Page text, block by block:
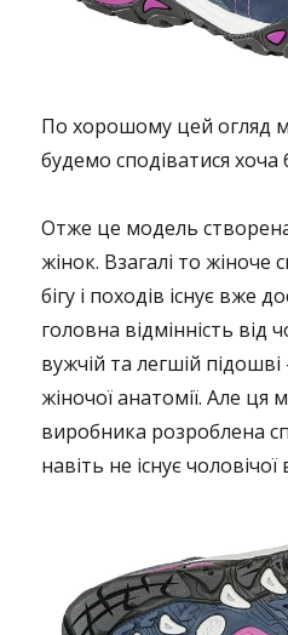
По хорошому цей огляд
будемо сподіватися
Отже це модель
жінок. Взагалі то жіноче
бігу і походів існує вже
головна відмінність від
вужчій та легшій підошві
жіночої анатомії. Але
виробника розроблена
навіть не існує чоловічої